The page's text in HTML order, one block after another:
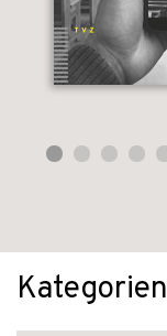
Kategorien